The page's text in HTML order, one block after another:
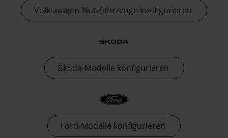
Volkswagen-Nutzfahrzeuge konfigurieren
Škoda-Modelle konfigurieren
Ford-Modelle konfigurieren